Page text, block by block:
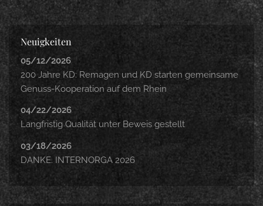
Neuigkeiten
05/12/2026
200 Jahre KD: Remagen und KD starten gemeinsame
Genuss-Kooperation auf dem Rhein
04/22/2026
Langfristig Qualität unter Beweis gestellt
03/18/2026
DANKE. INTERNORGA 2026